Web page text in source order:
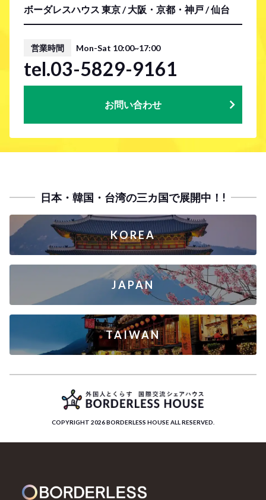
ボーダレスハウス 東京 / 大阪・京都・神戸 / 仙台
営業時間 Mon-Sat 10:00~17:00
tel.03-5829-9161
お問い合わせ
日本・韓国・台湾の三カ国で展開中！!
KOREA
JAPAN
TAIWAN
COPYRIGHT 2026 BORDERLESS HOUSE ALL RESERVED.